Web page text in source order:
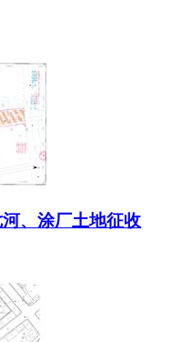
、涂厂土地征收